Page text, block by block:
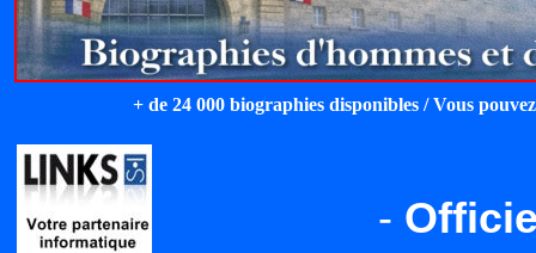
+ de 24 000 biographies disponibles / Vous
-